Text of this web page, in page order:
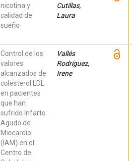
nicotina y
calidad de
sueño
Cutillas,
Laura
Control de los
valores
alcanzados de
colesterol LDL
en pacientes
que han
sufrido Infarto
Agudo de
Miocardio
(IAM) en el
Centro de
Vallés
Rodríguez,
Irene